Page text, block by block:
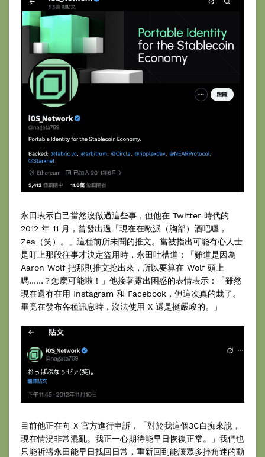
永田表示自己當然沒做過這些事，但他在 Twitter 時代的
2012 年 11 月，曾發出過「現在在歐派（胸部）酒吧喔，
Zea（笑）。」這種前所未聞的推文。當被指出可能有心人士
是盯上那段往事才決定盜用時，永田吐槽道：「難道是因為
Aaron Wolf 把那則推文挖出來，所以要算在 Wolf 頭上
嗎……？怎麼可能啦！」他接著露出困惑的表情表示：「雖然
現在還有在用 Instagram 和 Facebook，但這次真的栽了。
畢竟在發布各種訊息時，沒法使用 X 還是挺嚴峻的。」
目前他正在向 X 官方進行申訴，「對於我這個3C白痴來說，
現在情況非常混亂。我正一心期待能早日恢復正常。」我們也
只能祈禱永田能早日找回日常，重新回到能讓眾多摔角迷的動